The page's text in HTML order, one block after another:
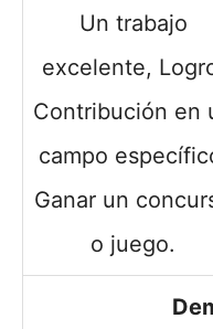
Un trabajo
excelente,
Contribución en
campo
Ganar un
o juego.